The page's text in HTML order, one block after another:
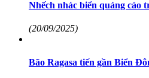
Nhếch nhác biển quảng cáo
(20/09/2025)
Bão Ragasa tiến gần Biển